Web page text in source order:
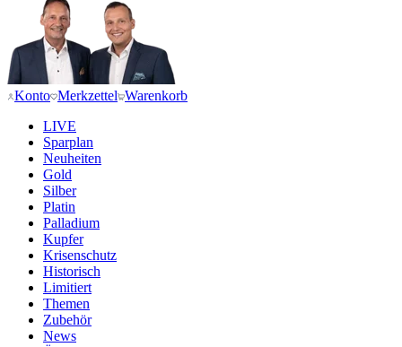
Konto Merkzettel Warenkorb
LIVE
Sparplan
Neuheiten
Gold
Silber
Platin
Palladium
Kupfer
Krisenschutz
Historisch
Limitiert
Themen
Zubehör
News